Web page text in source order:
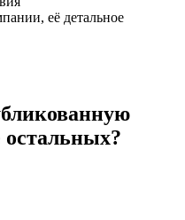
её детальное